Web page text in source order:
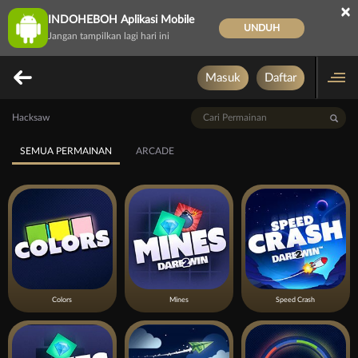
INDOHEBOH Aplikasi Mobile
Jangan tampilkan lagi hari ini
UNDUH
×
Masuk Daftar
Hacksaw
SEMUA PERMAINAN ARCADE
Colors Mines Speed Crash